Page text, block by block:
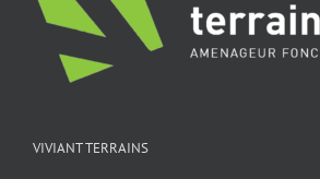
VIVIANT TERRAINS